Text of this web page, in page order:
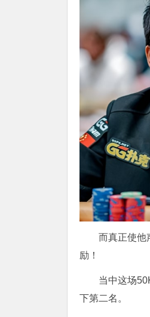
而真正使他
励！
当中这场
下第二名。